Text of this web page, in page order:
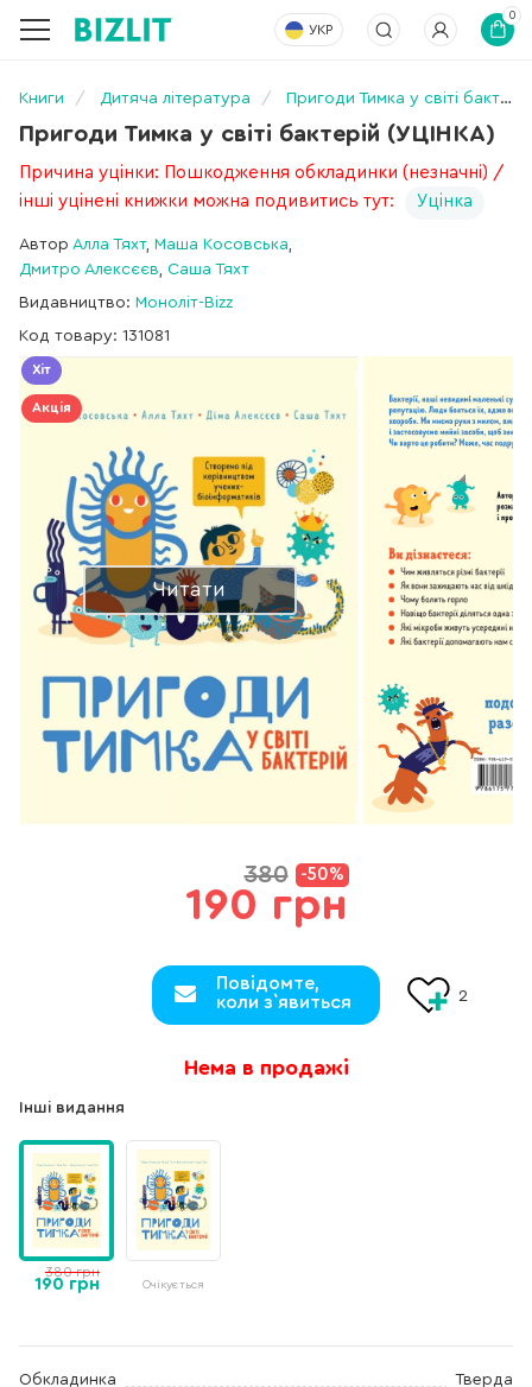
УКР
0
Книги Дитяча література Пригоди Тимка у світі бактерій (УЦІНКА)
Пригоди Тимка у світі бактерій (УЦІНКА)
Причина уцінки: Пошкодження обкладинки (незначні) /
інші уцінені книжки можна подивитись тут:
Уцінка
Автор Алла Тяхт, Маша Косовська,
Дмитро Алексєєв, Саша Тяхт
Видавництво: Моноліт-Bizz
Код товару: 131081
Хіт
Акція
Читати
Інші видання
190 грн
380 грн
Очікується
380 -50%
190 грн
Повідомте,
коли з`явиться
2
Нема в продажі
Обкладинка Тверда